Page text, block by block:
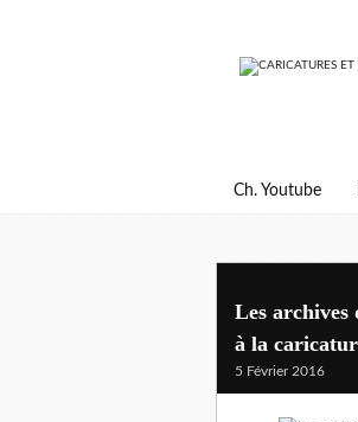
Ch. Youtube
Les
à la
5 Février 2016